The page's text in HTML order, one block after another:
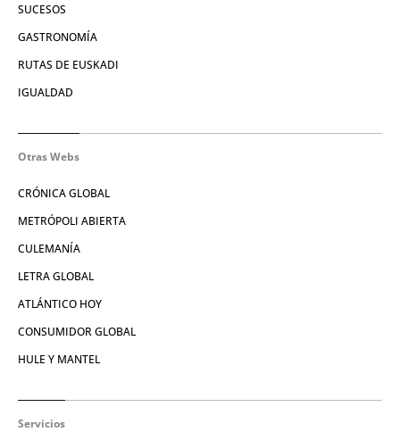
SUCESOS
GASTRONOMÍA
RUTAS DE EUSKADI
IGUALDAD
Otras Webs
CRÓNICA GLOBAL
METRÓPOLI ABIERTA
CULEMANÍA
LETRA GLOBAL
ATLÁNTICO HOY
CONSUMIDOR GLOBAL
HULE Y MANTEL
Servicios